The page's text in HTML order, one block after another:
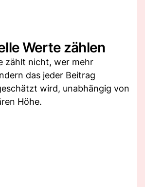
Werte zählen
zählt nicht, wer mehr
das jeder Beitrag
wird, unabhängig von
Höhe.